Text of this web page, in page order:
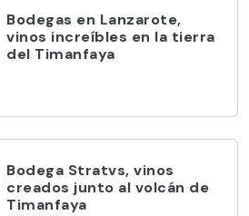
Bodegas en Lanzarote,
vinos increíbles en la tierra
del Timanfaya
Bodega Stratvs, vinos
creados junto al volcán de
Timanfaya